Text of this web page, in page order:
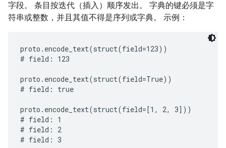
字段。 条目按迭代（插入）顺序发出。 字典的键必须是字
符串或整数，并且其值不得是序列或字典。 示例：
proto.encode_text(struct(field=123))
# field: 123
proto.encode_text(struct(field=True))
# field: true
proto.encode_text(struct(field=[1, 2, 3]))
# field: 1
# field: 2
# field: 3